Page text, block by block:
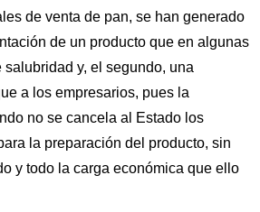
de venta de pan, se han generado
de un producto que en algunas
y, el segundo, una
a los empresarios, pues la
no se cancela al Estado los
la preparación del producto, sin
y todo la carga económica que ello